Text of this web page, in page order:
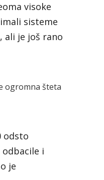
visoke
sisteme
ali je još rano
ogromna šteta
odsto
i
je